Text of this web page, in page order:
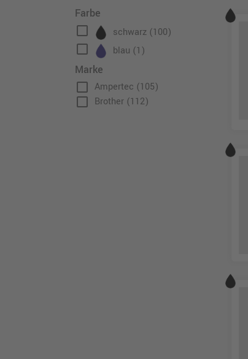
Farbe
check_box_outline_blank schwarz (100)
check_box_outline_blank blau (1)
Marke
check_box_outline_blank Ampertec (105)
check_box_outline_blank Brother (112)